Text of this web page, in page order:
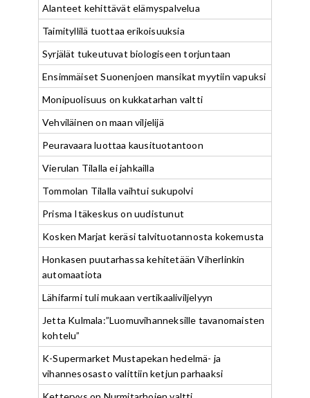
Alanteet kehittävät elämyspalvelua
Taimityllilä tuottaa erikoisuuksia
Syrjälät tukeutuvat biologiseen torjuntaan
Ensimmäiset Suonenjoen mansikat myytiin vapuksi
Monipuolisuus on kukkatarhan valtti
Vehviläinen on maan viljelijä
Peuravaara luottaa kausituotantoon
Vierulan Tilalla ei jahkailla
Tommolan Tilalla vaihtui sukupolvi
Prisma Itäkeskus on uudistunut
Kosken Marjat keräsi talvituotannosta kokemusta
Honkasen puutarhassa kehitetään Viherlinkin
automaatiota
Lähifarmi tuli mukaan vertikaaliviljelyyn
Jetta Kulmala:”Luomuvihanneksille tavanomaisten
kohtelu”
K-Supermarket Mustapekan hedelmä- ja
vihannesosasto valittiin ketjun parhaaksi